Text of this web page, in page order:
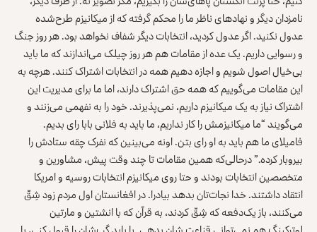
نامزدان دیگر و نهادهای ناظر ما را محکم گرفته که از میکانیزم طرح‌شده
عدول نکنید. اگر عدول کردید، انتخابات دیگر شفاف نخواهد بود. هر روز جنگ
و رسوایی داریم. یک عده از مقامات هم هر روز چیلک می‌اندازند که ما باید
بی‌خیال اصول شویم و اجازه دهیم همه در انتخابات اشتراک کنند. هرچه به
این مقامات می‌گوییم که همه حق اشتراک دارند، اما ما برای مدیریت این
اشتراک نیاز به یک میکانیزم داریم، نمی‌پذیرند. خود را به نفهمی می‌زنند و
می‌گویند “ما میکانیزمش را کار نداریم، ما باید به فلانی بابا رای بدیم.
فامیلای ما هم باید به او رای بتن. اونه می‌بینین که نفرک چقه ستادش را
بیروبار کرده.” درحالی‌که همین مقامات تا چند وقت پیش، مشاورین و
متخصصین انتخابات بودند و حتا روی میکانیزم انتخابات روسیه و امریکا
انتقاد داشتند. خدا نجات‌تان بدهد بیادرا. در افغانستان اول مردم زود شِقّ
می‌کنند، باز یک‌دفعه که شِقّ کردند، به قرآن که با انشتین و مارتین